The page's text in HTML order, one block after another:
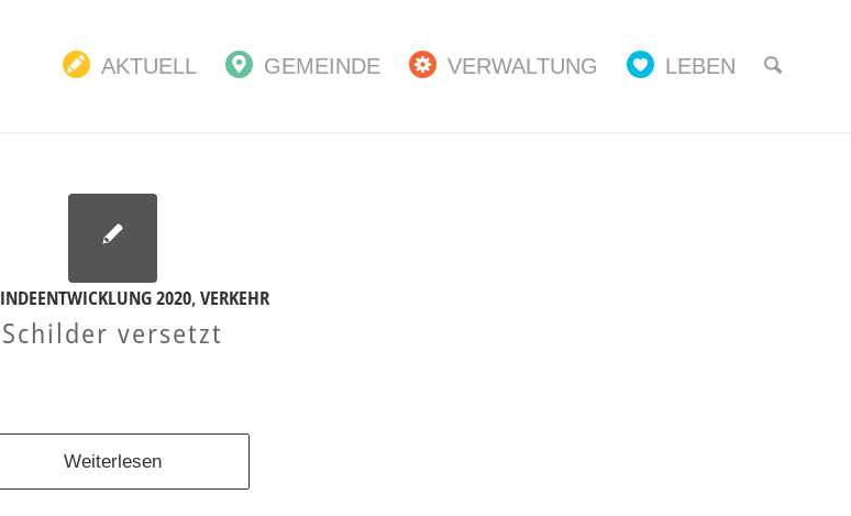
AKTUELL GEMEINDE VERWALTUNG LEBEN
2020,VERKEHR
Schilder versetzt
Weiterlesen